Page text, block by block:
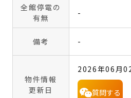
全館停電の
有無
-
備考 -
物件情報
更新日
2026年06月
質問する